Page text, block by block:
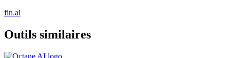
fin.ai
Outils similaires